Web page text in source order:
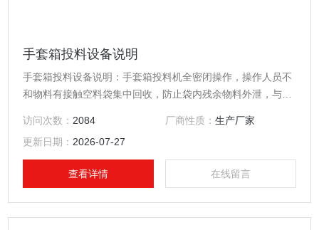
手套箱投料设备说明
手套箱投料设备说明：手套箱投料机全密闭操作，操作人员不
和物料有接触空料袋集中回收，防止袋内残余物料外泄，与集
访问次数： 2084 厂商性质： 生产厂家
更新日期： 2026-07-27
查看详情 在线留言